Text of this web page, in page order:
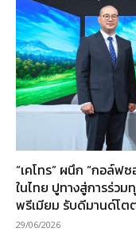
“เคโทร” ผนึก “กอล์ฟ
ในไทย ปูทางสู่การร่ว
พรีเมียม รับดีมานด์โต
29/06/2026